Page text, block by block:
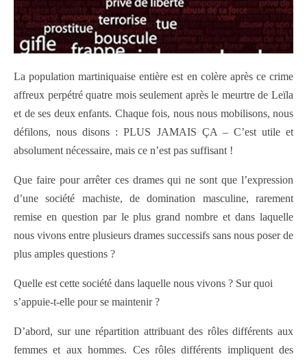
La population martiniquaise entière est en colère après ce crime
affreux perpétré quatre mois seulement après le meurtre de Leïla
et de ses deux enfants. Chaque fois, nous nous mobilisons, nous
défilons, nous disons : PLUS JAMAIS ÇA – C’est utile et
absolument nécessaire, mais ce n’est pas suffisant !
Que faire pour arrêter ces drames qui ne sont que l’expression
d’une société machiste, de domination masculine, rarement
remise en question par le plus grand nombre et dans laquelle
nous vivons entre plusieurs drames successifs sans nous poser de
plus amples questions ?
Quelle est cette société dans laquelle nous vivons ? Sur quoi
s’appuie-t-elle pour se maintenir ?
D’abord, sur une répartition attribuant des rôles différents aux
femmes et aux hommes. Ces rôles différents impliquent des